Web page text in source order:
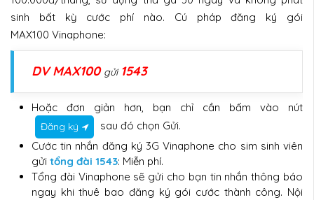
sinh bất kỳ cước phí nào. Cú pháp đăng ký gói
MAX100 Vinaphone:
DV MAX100 gửi 1543
Hoặc đơn giản hơn, bạn chỉ cần bấm vào nút
Đăng ký
sau đó chọn Gửi.
Cước tin nhắn đăng ký 3G Vinaphone cho sim sinh viên
gửi tổng đài 1543: Miễn phí.
Tổng đài Vinaphone sẽ gửi cho bạn tin nhắn thông báo
ngay khi thuê bao đăng ký gói cước thành công. Nội